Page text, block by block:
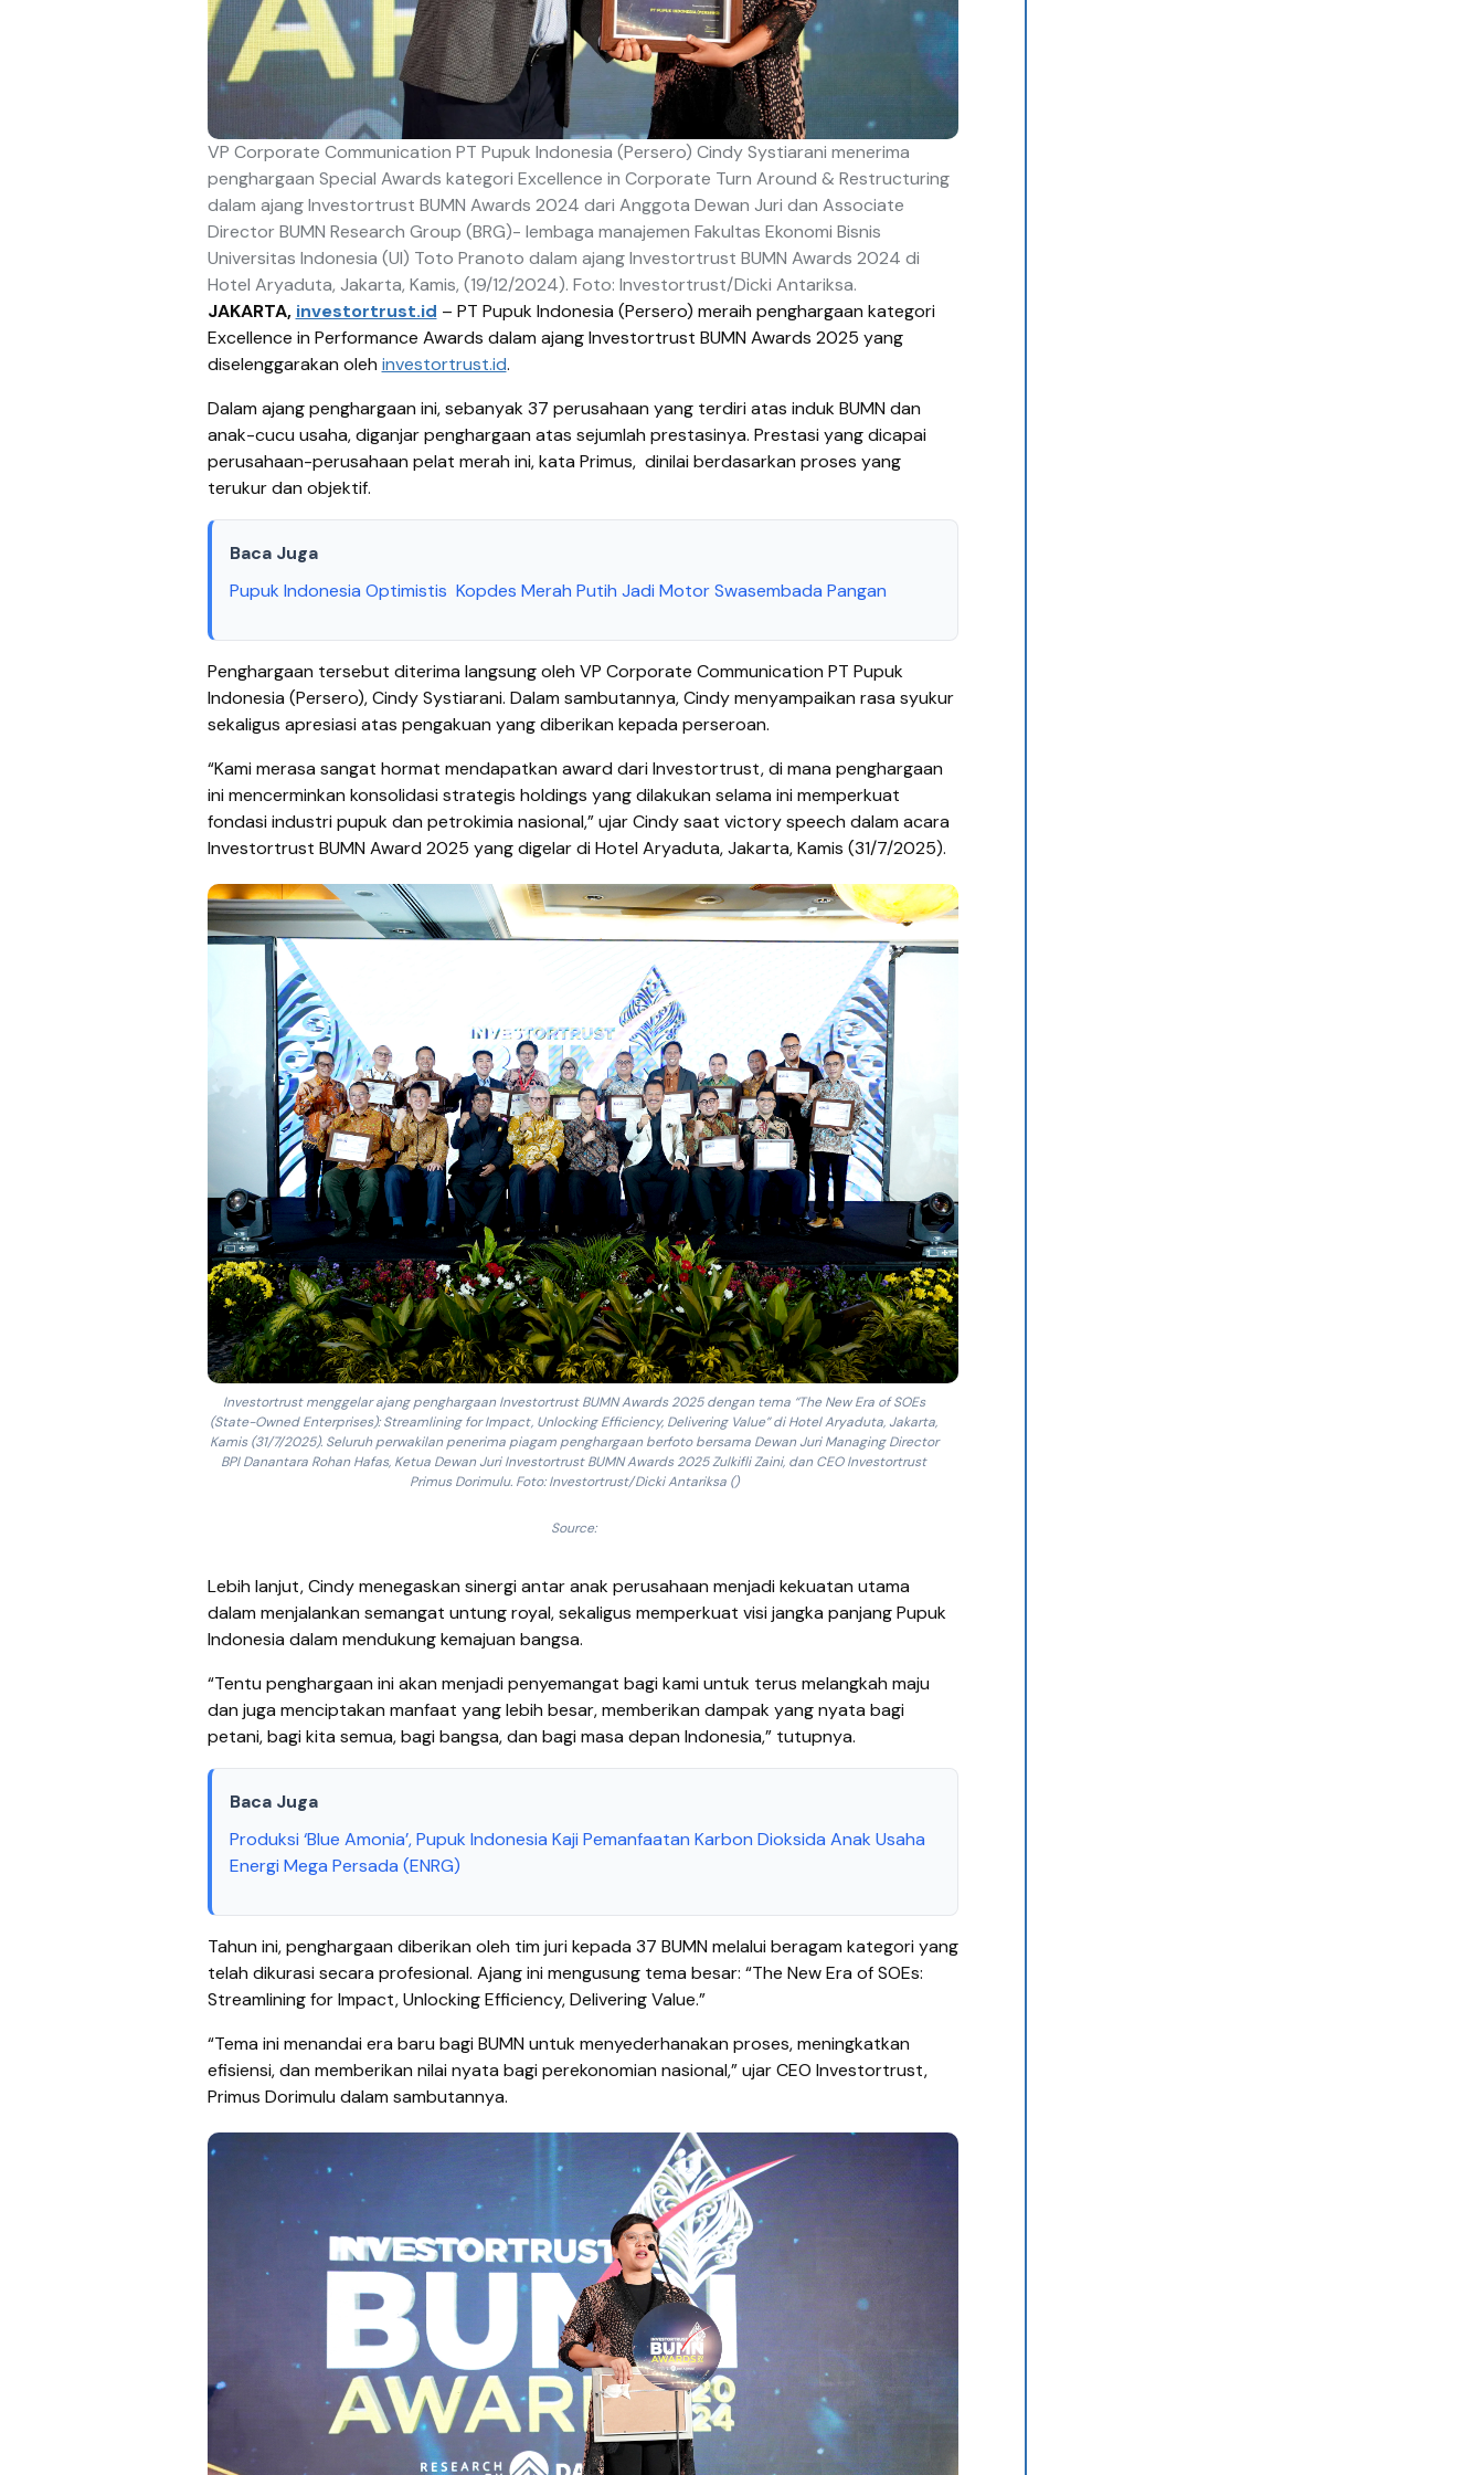
VP Corporate Communication PT Pupuk Indonesia (Persero) Cindy Systiarani menerima
penghargaan Special Awards kategori Excellence in Corporate Turn Around & Restructuring
dalam ajang Investortrust BUMN Awards 2024 dari Anggota Dewan Juri dan Associate
Director BUMN Research Group (BRG)- lembaga manajemen Fakultas Ekonomi Bisnis
Universitas Indonesia (UI) Toto Pranoto dalam ajang Investortrust BUMN Awards 2024 di
Hotel Aryaduta, Jakarta, Kamis, (19/12/2024). Foto: Investortrust/Dicki Antariksa.
JAKARTA, investortrust.id – PT Pupuk Indonesia (Persero) meraih penghargaan kategori
Excellence in Performance Awards dalam ajang Investortrust BUMN Awards 2025 yang
diselenggarakan oleh investortrust.id.
Dalam ajang penghargaan ini, sebanyak 37 perusahaan yang terdiri atas induk BUMN dan
anak-cucu usaha, diganjar penghargaan atas sejumlah prestasinya. Prestasi yang dicapai
perusahaan-perusahaan pelat merah ini, kata Primus, dinilai berdasarkan proses yang
terukur dan objektif.
Baca Juga
Pupuk Indonesia Optimistis Kopdes Merah Putih Jadi Motor Swasembada Pangan
Penghargaan tersebut diterima langsung oleh VP Corporate Communication PT Pupuk
Indonesia (Persero), Cindy Systiarani. Dalam sambutannya, Cindy menyampaikan rasa syukur
sekaligus apresiasi atas pengakuan yang diberikan kepada perseroan.
“Kami merasa sangat hormat mendapatkan award dari Investortrust, di mana penghargaan
ini mencerminkan konsolidasi strategis holdings yang dilakukan selama ini memperkuat
fondasi industri pupuk dan petrokimia nasional,” ujar Cindy saat victory speech dalam acara
Investortrust BUMN Award 2025 yang digelar di Hotel Aryaduta, Jakarta, Kamis (31/7/2025).
Investortrust menggelar ajang penghargaan Investortrust BUMN Awards 2025 dengan tema “The New Era of SOEs
(State-Owned Enterprises): Streamlining for Impact, Unlocking Efficiency, Delivering Value” di Hotel Aryaduta, Jakarta,
Kamis (31/7/2025). Seluruh perwakilan penerima piagam penghargaan berfoto bersama Dewan Juri Managing Director
BPI Danantara Rohan Hafas, Ketua Dewan Juri Investortrust BUMN Awards 2025 Zulkifli Zaini, dan CEO Investortrust
Primus Dorimulu. Foto: Investortrust/Dicki Antariksa ()
Source:
Lebih lanjut, Cindy menegaskan sinergi antar anak perusahaan menjadi kekuatan utama
dalam menjalankan semangat untung royal, sekaligus memperkuat visi jangka panjang Pupuk
Indonesia dalam mendukung kemajuan bangsa.
“Tentu penghargaan ini akan menjadi penyemangat bagi kami untuk terus melangkah maju
dan juga menciptakan manfaat yang lebih besar, memberikan dampak yang nyata bagi
petani, bagi kita semua, bagi bangsa, dan bagi masa depan Indonesia,” tutupnya.
Baca Juga
Produksi ‘Blue Amonia’, Pupuk Indonesia Kaji Pemanfaatan Karbon Dioksida Anak Usaha
Energi Mega Persada (ENRG)
Tahun ini, penghargaan diberikan oleh tim juri kepada 37 BUMN melalui beragam kategori yang
telah dikurasi secara profesional. Ajang ini mengusung tema besar: “The New Era of SOEs:
Streamlining for Impact, Unlocking Efficiency, Delivering Value.”
“Tema ini menandai era baru bagi BUMN untuk menyederhanakan proses, meningkatkan
efisiensi, dan memberikan nilai nyata bagi perekonomian nasional,” ujar CEO Investortrust,
Primus Dorimulu dalam sambutannya.